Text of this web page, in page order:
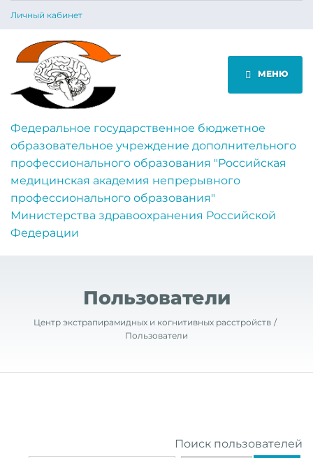
Личный кабинет
МЕНЮ
Федеральное государственное бюджетное
образовательное учреждение дополнительного
профессионального образования "Российская
медицинская академия непрерывного
профессионального образования"
Министерства здравоохранения Российской
Федерации
Пользователи
Центр экстрапирамидных и когнитивных расстройств
Пользователи
Поиск пользователей